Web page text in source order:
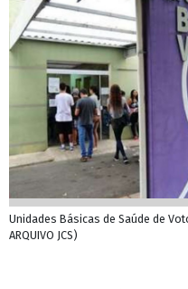
Unidades Básicas de Saúde de
ARQUIVO JCS)